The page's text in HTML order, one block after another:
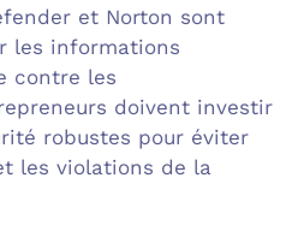
et Norton sont
les informations
contre les
doivent investir
robustes pour éviter
les violations de la